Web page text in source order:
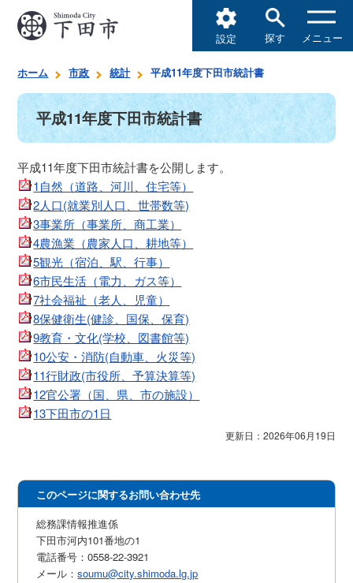
設定 探す メニュー
ホーム 市政 統計 平成11年度下田市統計書
平成11年度下田市統計書
平成11年度下田市統計書を公開します。
1自然（道路、河川、住宅等）
2人口(就業別人口、世帯数等)
3事業所（事業所、商工業）
4農漁業（農家人口、耕地等）
5観光（宿泊、駅、行事）
6市民生活（電力、ガス等）
7社会福祉（老人、児童）
8保健衛生(健診、国保、保育)
9教育・文化(学校、図書館等)
10公安・消防(自動車、火災等)
11行財政(市役所、予算決算等)
12官公署（国、県、市の施設）
13下田市の1日
更新日：2026年06月19日
このページに関するお問い合わせ先
総務課情報推進係
下田市河内101番地の1
電話番号：0558-22-3921
メール：soumu@city.shimoda.lg.jp